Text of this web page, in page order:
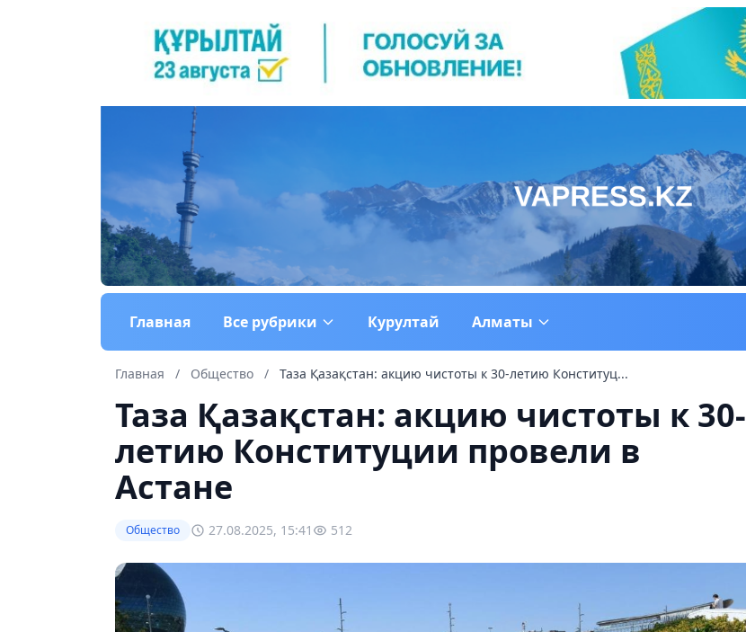
Главная Все рубрики Курултай Алматы
Главная / Общество / Таза Қазақстан: акцию чистоты к 30-летию Конституц...
Таза Қазақстан: акцию чистоты к 30-
летию Конституции провели в
Астане
Общество 27.08.2025, 15:41 512